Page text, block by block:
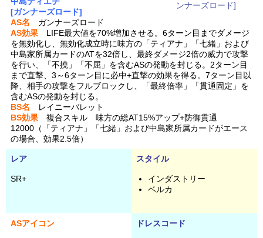
[ガンナーズロード]
AS名 ガンナーズロード
AS効果 LIFE最大値を70%増加させる。6ターン目までダメージ
を無効化し、無効化成立時に味方の「ティアナ」「七緒」および
中島家所属カードのATを32倍し、最終ダメージ2倍の威力で攻撃
を行い、「不撓」「不屈」を含むASの発動を封じる。2ターン目
まで直撃、3～6ターン目に必中+直撃の効果を得る。7ターン目以
降、相手の攻撃をフルブロックし、「最終倍率」「貫通固定」を
含むASの発動を封じる。
BS名 レイニーバレット
BS効果 複合スキル 味方の総AT15%アップ+防御貫通
12000（「ティアナ」「七緒」および中島家所属カードがエース
の場合、効果2.5倍）
レア スタイル
SR+
インダストリー
ベルカ
ASアイコン ドレスコード